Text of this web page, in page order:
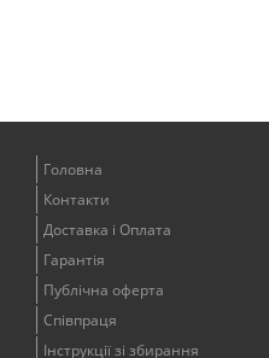
Головна
Контакти
Доставка і Оплата
Гарантія
Публічна оферта
Співпраця
Інструкції зі збирання